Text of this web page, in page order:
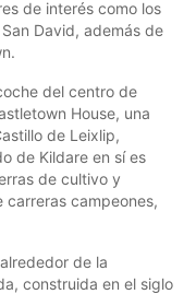
de interés como los
David, además de
del centro de
House, una
de Leixlip,
de Kildare en sí es
de cultivo y
campeones,
de la
construida en el siglo